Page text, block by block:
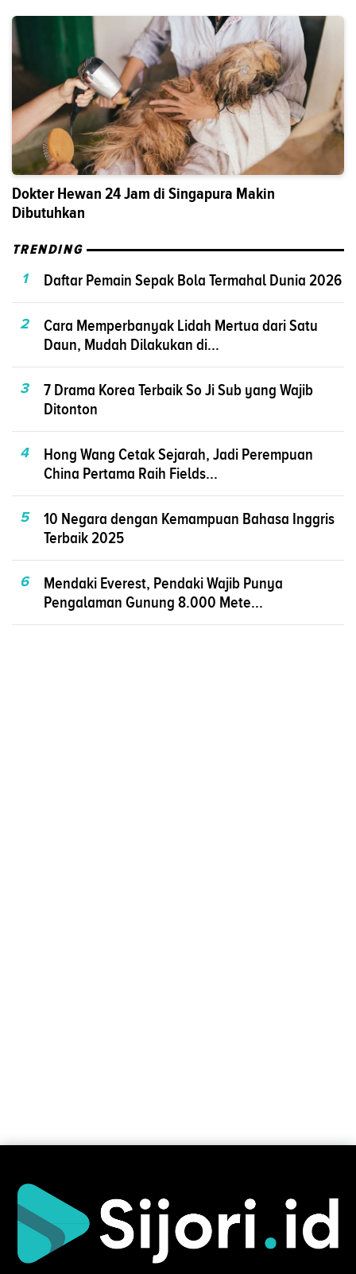
Dokter Hewan 24 Jam di Singapura Makin
Dibutuhkan
TRENDING
1
Daftar Pemain Sepak Bola Termahal Dunia 2026
2
Cara Memperbanyak Lidah Mertua dari Satu
Daun, Mudah Dilakukan di...
3
7 Drama Korea Terbaik So Ji Sub yang Wajib
Ditonton
4
Hong Wang Cetak Sejarah, Jadi Perempuan
China Pertama Raih Fields...
5
10 Negara dengan Kemampuan Bahasa Inggris
Terbaik 2025
6
Mendaki Everest, Pendaki Wajib Punya
Pengalaman Gunung 8.000 Mete...